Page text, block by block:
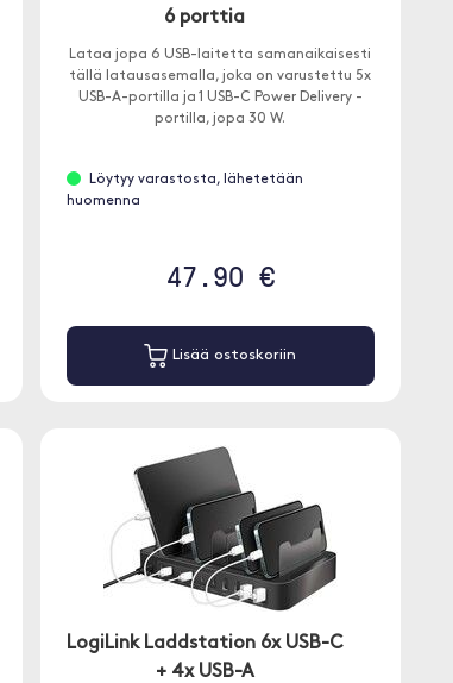
6 porttia
Lataa jopa 6 USB-laitetta samanaikaisesti
tällä latausasemalla, joka on varustettu 5x
USB-A-portilla ja 1 USB-C Power Delivery -
portilla, jopa 30 W.
Löytyy varastosta, lähetetään
huomenna
47.90 €
Lisää ostoskoriin
LogiLink Laddstation 6x USB-C
+ 4x USB-A